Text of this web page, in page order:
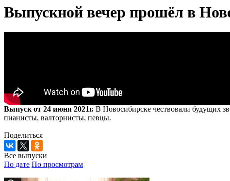
Выпускной вечер прошёл в
Выпуск от 24 июня 2021г. В Новосибирске чествовали будущих
пианисты, валторнисты, певцы.
Поделиться
Все выпуски
По дате По просмотрам